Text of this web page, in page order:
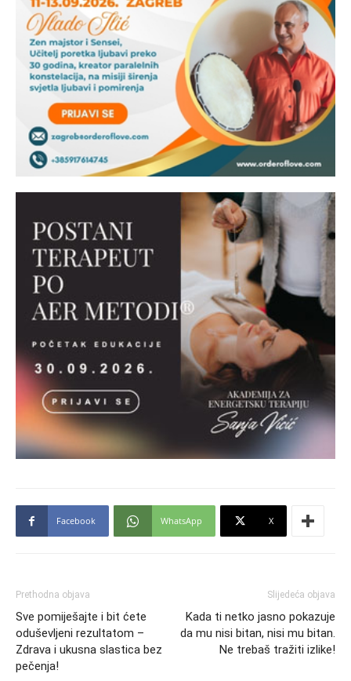
Facebook WhatsApp X
Prethodna objava
Sve pomiješajte i bit ćete
oduševljeni rezultatom –
Zdrava i ukusna slastica bez
pečenja!
Slijedeća objava
Kada ti netko jasno pokazuje
da mu nisi bitan, nisi mu bitan.
Ne trebaš tražiti izlike!